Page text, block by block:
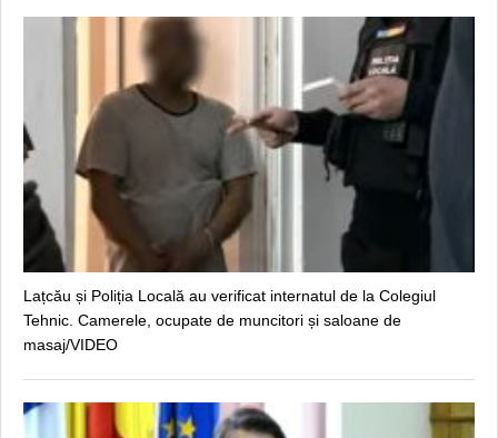
Lațcău și Poliția Locală au verificat internatul de la Colegiul
Tehnic. Camerele, ocupate de muncitori și saloane de
masaj/VIDEO